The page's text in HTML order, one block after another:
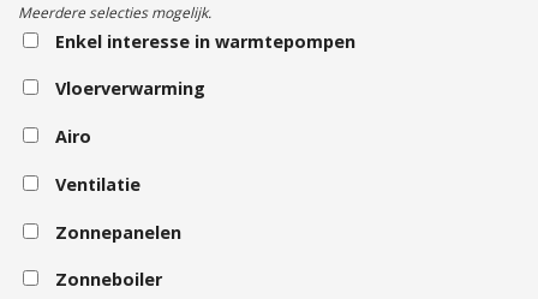
Meerdere selecties mogelijk.
Enkel interesse in warmtepompen
Vloerverwarming
Airo
Ventilatie
Zonnepanelen
Zonneboiler